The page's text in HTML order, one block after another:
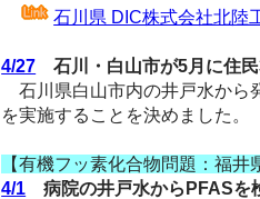
石川県 DIC株式会社北陸
4/27 石川・白山市が5月に住
石川県白山市内の井戸水から
を実施することを決めました。
【有機フッ素化合物問題：福井
4/1 病院の井戸水からPFASを